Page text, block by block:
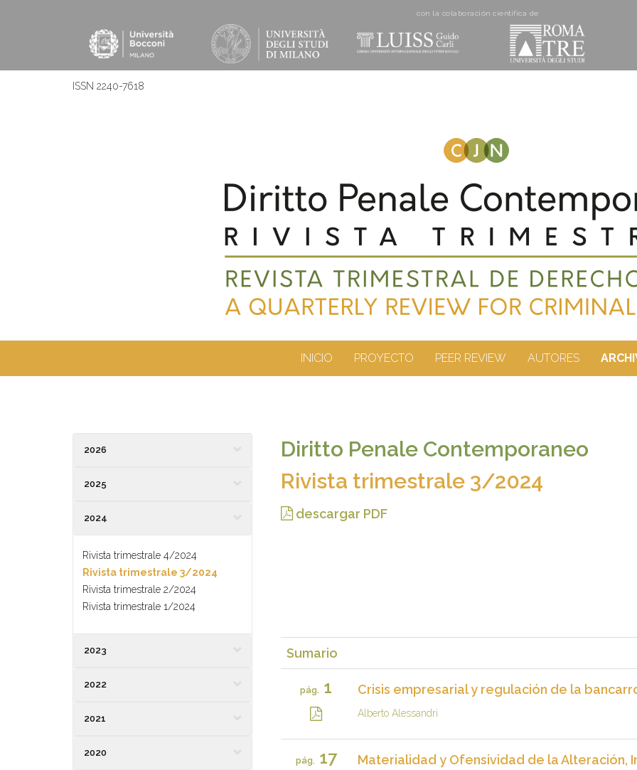
con la colaboración cientí­fica de
ISSN 2240-7618
INICIO PROYECTO PEER REVIEW AUTORES
2026
2025
2024
Rivista trimestrale 4/2024
Rivista trimestrale 3/2024
Rivista trimestrale 2/2024
Rivista trimestrale 1/2024
2023
2022
2021
2020
Diritto Penale Contemporaneo
Rivista trimestrale 3/2024
descargar PDF
Sumario
pág. 1 Crisis empresarial y regulación de la
Alberto Alessandri
pág. 17
Materialidad y Ofensividad de la Alteración,